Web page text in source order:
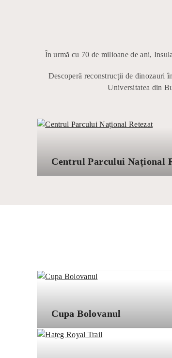
În urmă cu 70 de milioane de ani,
Descoperă reconstrucții de dinozauri
Universitatea din
Centrul Parcului Național
Cupa Bolovanul